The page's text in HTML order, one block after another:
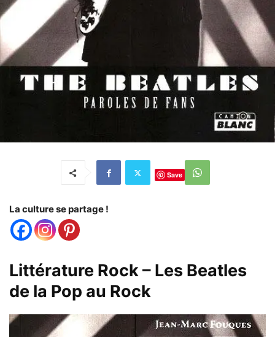
Save
La culture se partage !
Littérature Rock – Les Beatles
de la Pop au Rock